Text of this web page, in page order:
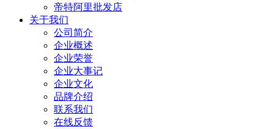
帝特阿里批发店
关于我们
公司简介
企业概述
企业荣誉
企业大事记
企业文化
品牌介绍
联系我们
在线反馈